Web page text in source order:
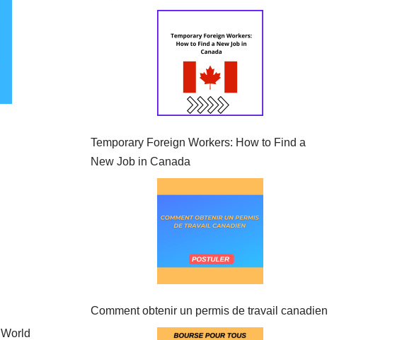
Temporary Foreign Workers: How to Find a
New Job in Canada
Comment obtenir un permis de travail canadien